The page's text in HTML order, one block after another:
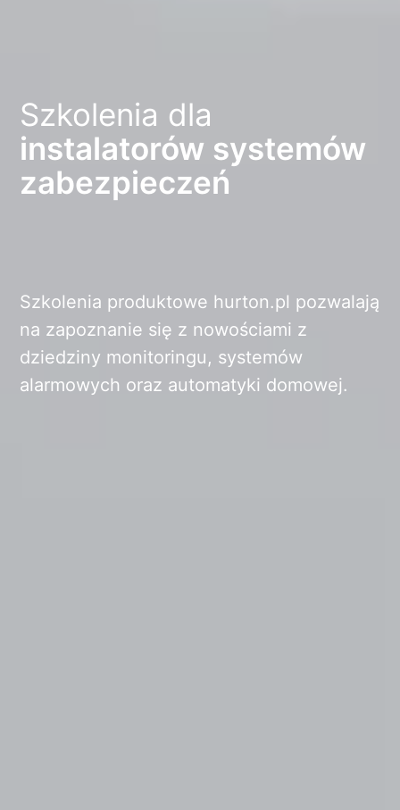
Szkolenia dla
instalatorów systemów
zabezpieczeń
Szkolenia produktowe hurton.pl pozwalają
na zapoznanie się z nowościami z
dziedziny monitoringu, systemów
alarmowych oraz automatyki domowej.